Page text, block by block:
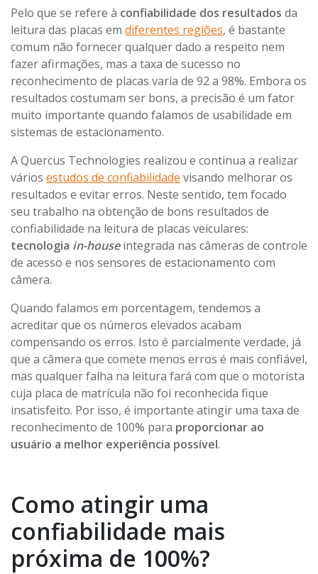
Pelo que se refere à confiabilidade dos resultados da
leitura das placas em diferentes regiões, é bastante
comum não fornecer qualquer dado a respeito nem
fazer afirmações, mas a taxa de sucesso no
reconhecimento de placas varia de 92 a 98%. Embora os
resultados costumam ser bons, a precisão é um fator
muito importante quando falamos de usabilidade em
sistemas de estacionamento.
A Quercus Technologies realizou e continua a realizar
vários estudos de confiabilidade visando melhorar os
resultados e evitar erros. Neste sentido, tem focado
seu trabalho na obtenção de bons resultados de
confiabilidade na leitura de placas veiculares:
tecnologia in-houseintegrada nas câmeras de controle
de acesso e nos sensores de estacionamento com
câmera.
Quando falamos em porcentagem, tendemos a
acreditar que os números elevados acabam
compensando os erros. Isto é parcialmente verdade, já
que a câmera que comete menos erros é mais confiável,
mas qualquer falha na leitura fará com que o motorista
cuja placa de matrícula não foi reconhecida fique
insatisfeito. Por isso, é importante atingir uma taxa de
reconhecimento de 100% para proporcionar ao
usuário a melhor experiência possível.
Como atingir uma
confiabilidade mais
próxima de 100%?